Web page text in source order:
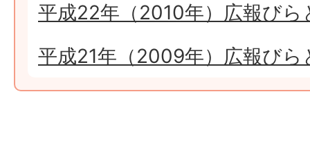
平成22年（2010年）広報びら
平成21年（2009年）広報びら